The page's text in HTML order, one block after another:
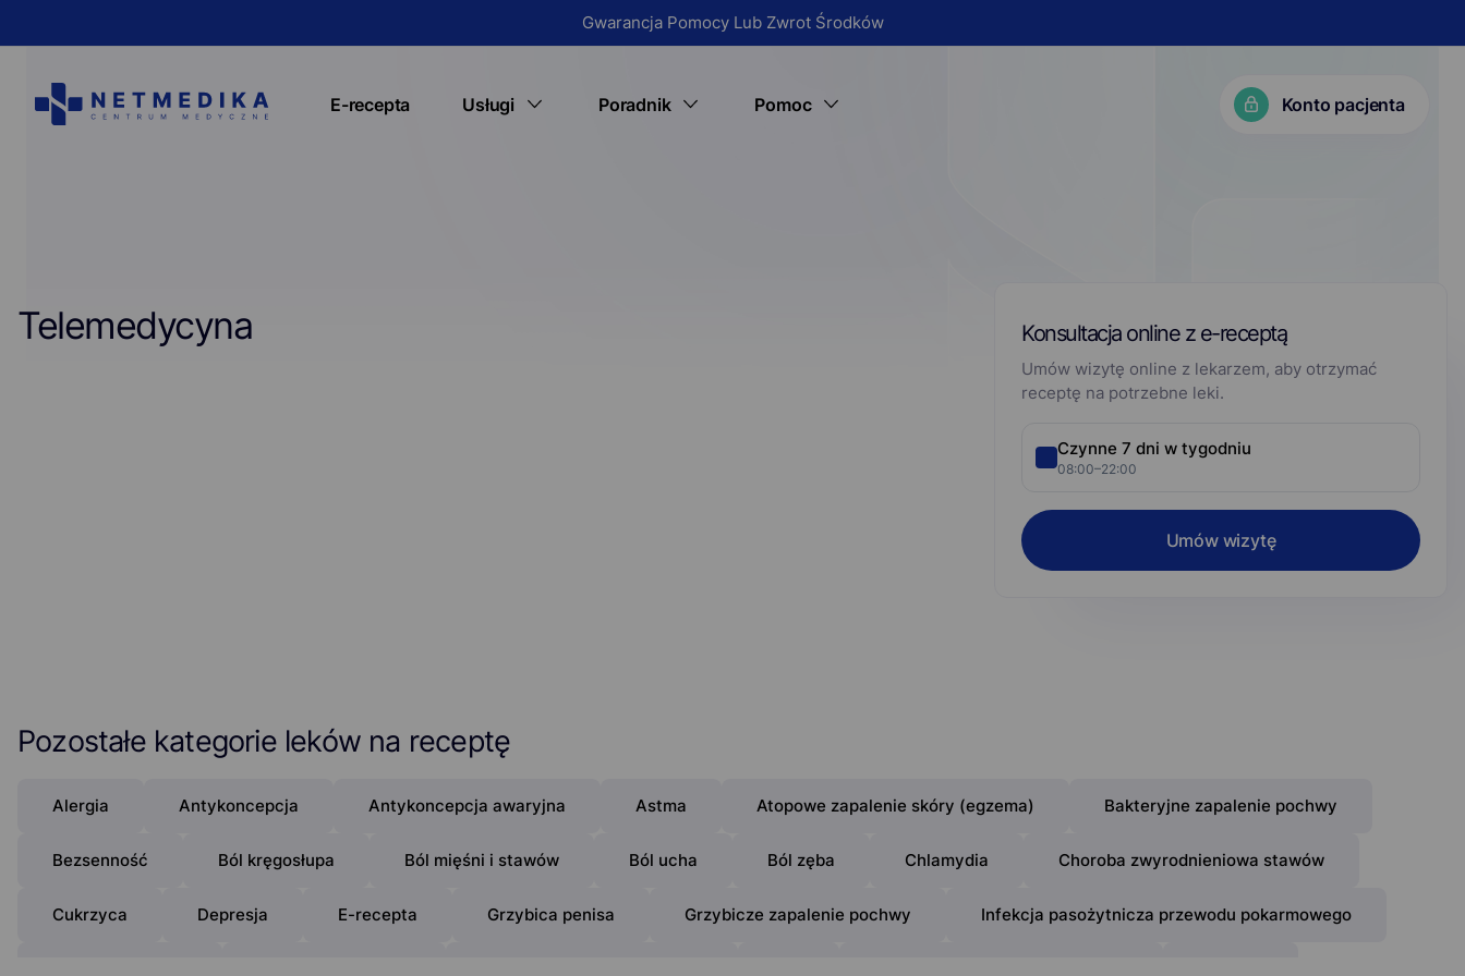
Gwarancja Pomocy Lub Zwrot Środków
E-recepta Usługi Poradnik
Pomoc
Konto pacjenta
Telemedycyna Konsultacja online z e-receptą
Umów wizytę online z lekarzem, aby otrzymać
receptę na potrzebne leki.
Czynne 7 dni w tygodniu
08:00–22:00
Umów wizytę
Pozostałe kategorie leków na receptę
Alergia Antykoncepcja Antykoncepcja awaryjna Astma Atopowe zapalenie skóry (egzema) Bakteryjne zapalenie pochwy
Bezsenność Ból kręgosłupa Ból mięśni i stawów Ból ucha Ból zęba Chlamydia Choroba zwyrodnieniowa stawów
Cukrzyca Depresja E-recepta Grzybica penisa Grzybicze zapalenie pochwy Infekcja pasożytnicza przewodu pokarmowego